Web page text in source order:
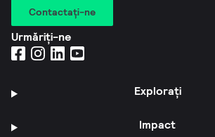
Contactaţi-ne
Urmăriți-ne
Explorați
Impact